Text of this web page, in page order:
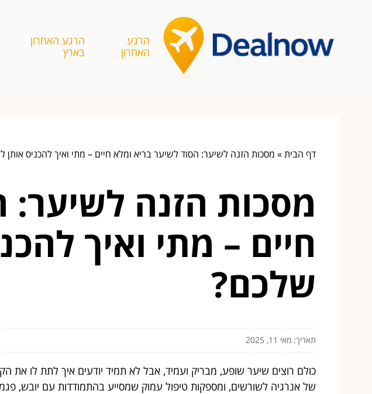
הרגע
האחרון
הרגע האחרון
בארץ
דף הבית» מסכות הזנה לשיער: הסוד לשיער בריא ומלא חיים – מתי ואיך להכניס אותן
מסכות הזנה לשיער:
חיים – מתי ואיך
שלכם?
תאריך: מאי 11, 2025
כולם רוצים שיער שופע, מבריק ועמיד, אבל לא תמיד יודעים איך לתת לו את
של אנרגיה לשורשים, ומספקות טיפול עמוק שמסייע בהתמודדות עם יובש,